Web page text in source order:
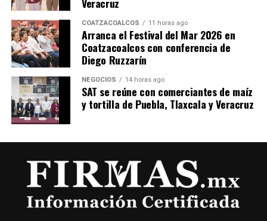
COATZACOALCOS 11 horas ago
Arranca el Festival del Mar 2026 en
Coatzacoalcos con conferencia de
Diego Ruzzarín
NEGOCIOS 14 horas ago
SAT se reúne con comerciantes de maíz
y tortilla de Puebla, Tlaxcala y Veracruz